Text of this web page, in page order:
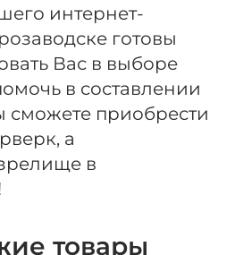
интернет-
готовы
Вас в выборе
в составлении
сможете приобрести
а
в
товары